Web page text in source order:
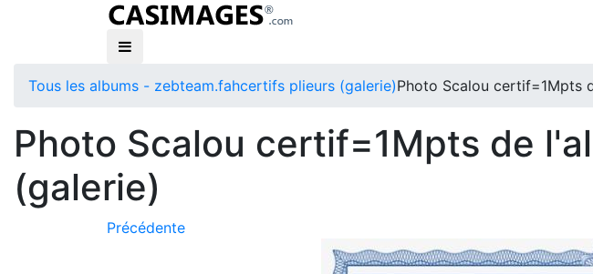
Tous les albums - zebteam.fahcertifs plieurs (galerie)Photo Scalou certif=1Mpts
Photo Scalou certif=1Mpts de
(galerie)
Précédente